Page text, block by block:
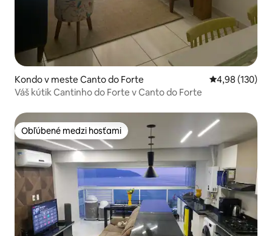
Kondo v meste Canto do Forte Priemerné
4,98 (130)
Váš kútik Cantinho do Forte v Canto do Forte
Obľúbené medzi hosťami
Obľúbené medzi hosťami